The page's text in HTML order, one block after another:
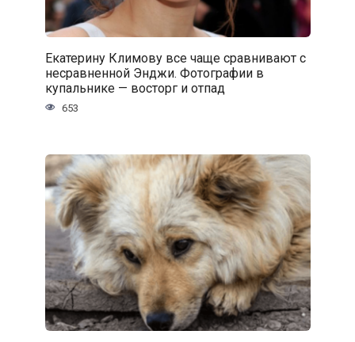
Екатерину Климову все чаще сравнивают с
несравненной Энджи. Фотографии в
купальнике — восторг и отпад
653